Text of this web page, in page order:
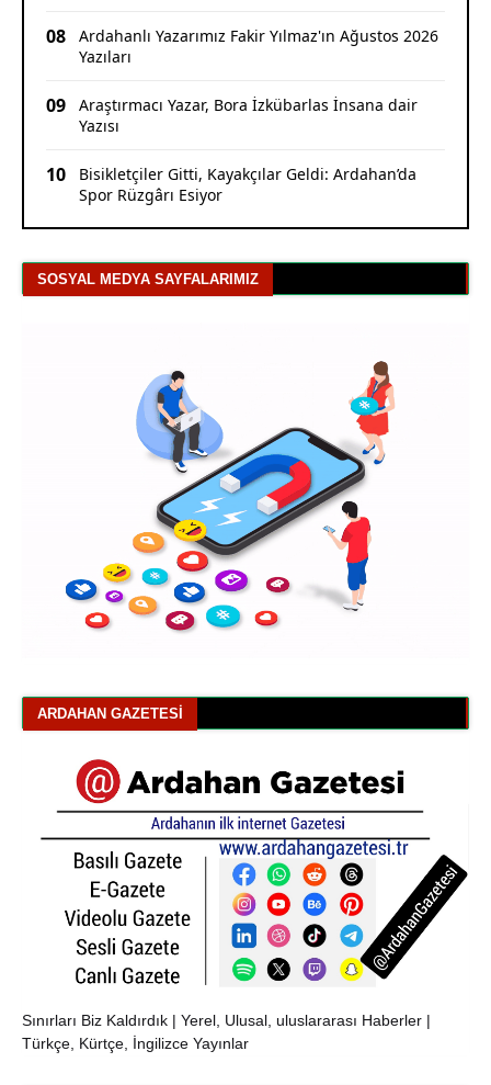
08
Ardahanlı Yazarımız Fakir Yılmaz'ın Ağustos 2026
Yazıları
09
Araştırmacı Yazar, Bora İzkübarlas İnsana dair
Yazısı
10
Bisikletçiler Gitti, Kayakçılar Geldi: Ardahan’da
Spor Rüzgârı Esiyor
SOSYAL MEDYA SAYFALARIMIZ
ARDAHAN GAZETESI
Sınırları Biz Kaldırdık | Yerel, Ulusal, uluslararası Haberler |
Türkçe, Kürtçe, İngilizce Yayınlar